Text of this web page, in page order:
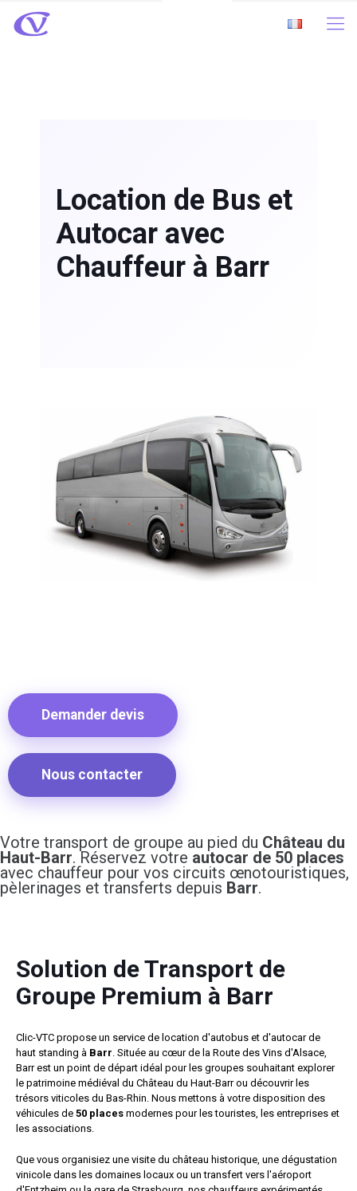
Location de Bus et
Autocar avec
Chauffeur à Barr
Demander devis
Nous contacter
Votre transport de groupe au pied du Château du
Haut-Barr. Réservez votre autocar de 50 places
avec chauffeur pour vos circuits œnotouristiques,
pèlerinages et transferts depuis Barr.
Solution de Transport de
Groupe Premium à Barr
Clic-VTC propose un service de location d'autobus et d'autocar de
haut standing à Barr . Située au cœur de la Route des Vins d'Alsace,
Barr est un point de départ idéal pour les groupes souhaitant explorer
le patrimoine médiéval du Château du Haut-Barr ou découvrir les
trésors viticoles du Bas-Rhin. Nous mettons à votre disposition des
véhicules de 50 places modernes pour les touristes, les entreprises et
les associations.
Que vous organisiez une visite du château historique, une dégustation
vinicole dans les domaines locaux ou un transfert vers l'aéroport